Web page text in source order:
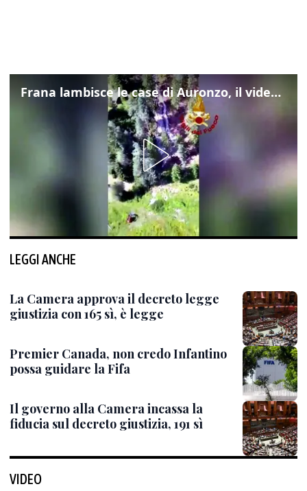
Frana lambisce le case di Auronzo, il video dall'elicottero dei vigili del fuoco
LEGGI ANCHE
La Camera approva il decreto legge
giustizia con 165 sì, è legge
Premier Canada, non credo Infantino
possa guidare la Fifa
Il governo alla Camera incassa la
fiducia sul decreto giustizia, 191 sì
VIDEO